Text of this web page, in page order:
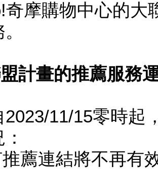
奇摩購物中心的大
盟計畫的推薦服務
2023/11/15零時起
薦連結將不再有